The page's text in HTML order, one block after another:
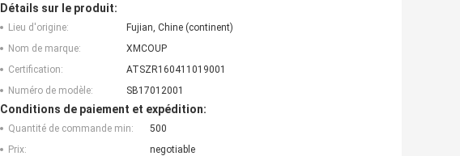
Détails sur le produit:
Lieu d'origine:
Fujian, Chine (continent)
Nom de marque:
XMCOUP
Certification:
ATSZR160411019001
Numéro de modèle:
SB17012001
Conditions de paiement et expédition:
Quantité de commande min:
500
Prix:
negotiable